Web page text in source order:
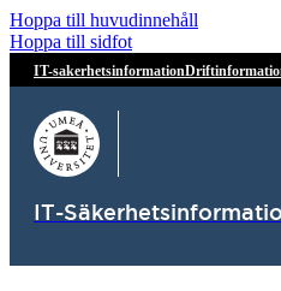
Hoppa till huvudinnehåll
Hoppa till sidfot
IT-sakerhetsinformation
IT-